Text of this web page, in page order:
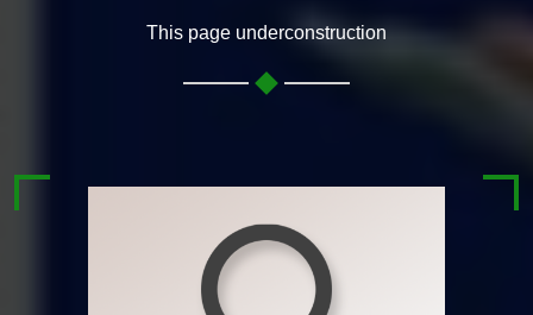
This page underconstruction